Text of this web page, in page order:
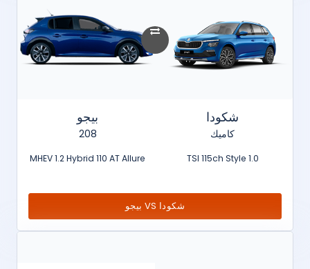
شكودا
كاميك
1.0 TSI 115ch Style
بيجو
208
MHEV 1.2 Hybrid 110 AT Allure
شكودا VS بيجو